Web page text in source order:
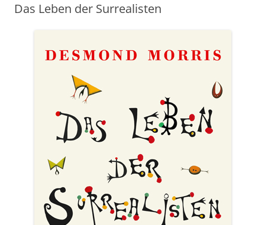
Das Leben der Surrealisten